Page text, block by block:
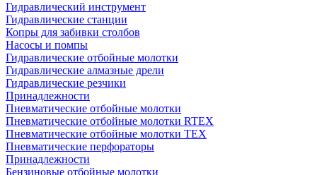
Гидравлический инструмент
Гидравлические станции
Копры для забивки столбов
Насосы и помпы
Гидравлические отбойные молотки
Гидравлические алмазные дрели
Гидравлические резчики
Принадлежности
Пневматические отбойные молотки
Пневматические отбойные молотки RTEX
Пневматические отбойные молотки TEX
Пневматические перфораторы
Принадлежности
Бензиновые отбойные молотки